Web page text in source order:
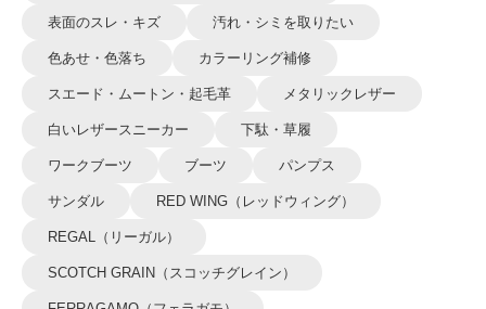
表面のスレ・キズ 汚れ・シミを取りたい
色あせ・色落ち カラーリング補修
スエード・ムートン・起毛革 メタリックレザー
白いレザースニーカー 下駄・草履
ワークブーツ ブーツ パンプス
サンダル RED WING（レッドウィング）
REGAL（リーガル）
SCOTCH GRAIN（スコッチグレイン）